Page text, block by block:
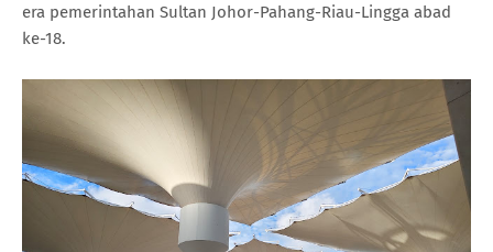
era pemerintahan Sultan Johor-Pahang-Riau-Lingga abad
ke-18.